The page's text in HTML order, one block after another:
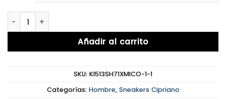
Cipriano Black cantidad
Añadir al carrito
SKU: KI513SH71XMICO-1-1
Categorías: Hombre, Sneakers Cipriano